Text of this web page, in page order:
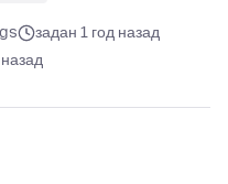
задан 1 год назад